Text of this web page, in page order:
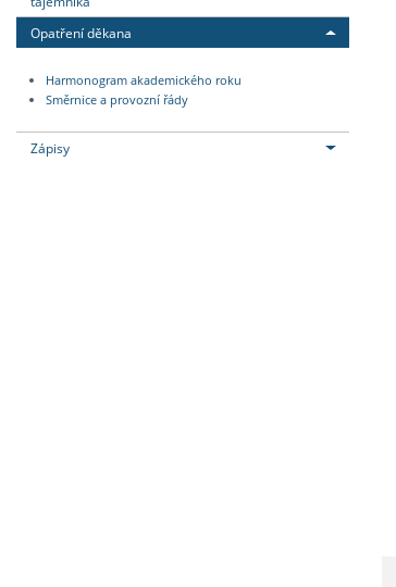
Opatření děkana
Harmonogram akademického roku
Směrnice a provozní řády
Zápisy